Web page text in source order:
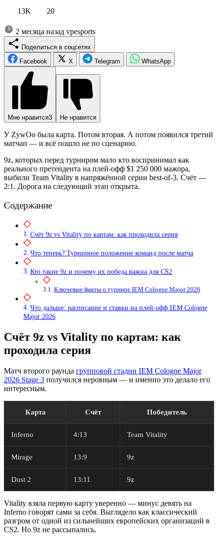
13K
20
2 месяца назад vpesports
Поделиться в соцсетях
Facebook
X Telegram WhatsApp
Мне нравится3 Не нравится
У ZywOo была карта. Потом вторая. А потом появился третий
матчап — и всё пошло не по сценарию.
9z, которых перед турниром мало кто воспринимал как
реального претендента на плей-офф $1 250 000 мажора,
выбили Team Vitality в напряжённой серии best-of-3. Счёт —
2:1. Дорога на следующий этап открыта.
Содержание
Счёт 9z vs Vitality по картам: как проходила серия
Что теперь? Турнирное положение команд после матча
Кто такие 9z и почему их победа важна для CS2
Ключевые факты о турнире IEM Cologne Major 2026
Что дальше: расписание и ставки на плей-офф IEM Cologne
Major 2026
Счёт 9z vs Vitality по картам: как
проходила серия
Матч второго раунда групповой стадии IEM Cologne Major
2026 Stage 3 получился неровным — и именно это делало его
интересным.
Карта Счёт Победитель
Inferno 4:13 Team Vitality
Mirage 13:9 9z
Dust 2 13:11 9z
Vitality взяла первую карту уверенно — минус девять на
Inferno говорят сами за себя. Выглядело как классический
разгром от одной из сильнейших европейских организаций в
CS2. Но 9z не рассыпались.